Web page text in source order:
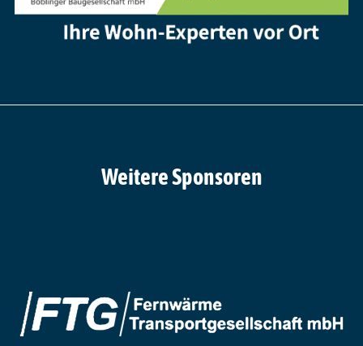
Weitere Sponsoren